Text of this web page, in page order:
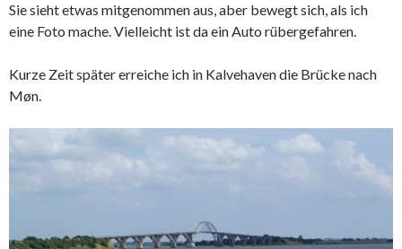
Sie sieht etwas mitgenommen aus, aber bewegt sich, als ich
eine Foto mache. Vielleicht ist da ein Auto rübergefahren.
Kurze Zeit später erreiche ich in Kalvehaven die Brücke nach
Møn.